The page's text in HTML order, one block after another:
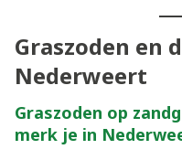
Graszoden en
Nederweert
Graszoden op
merk je in